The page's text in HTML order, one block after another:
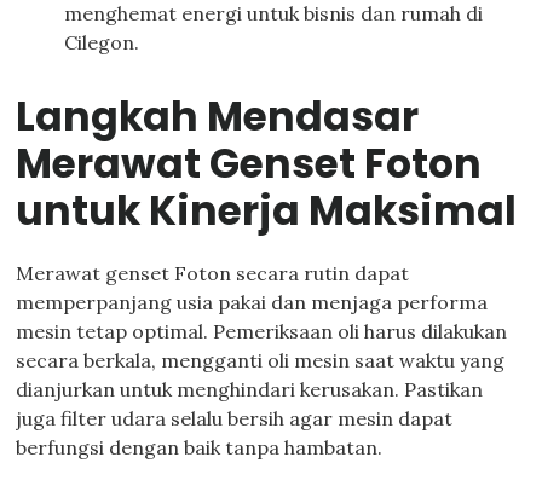
menghemat energi untuk bisnis dan rumah di
Cilegon.
Langkah Mendasar
Merawat Genset Foton
untuk Kinerja Maksimal
Merawat genset Foton secara rutin dapat
memperpanjang usia pakai dan menjaga performa
mesin tetap optimal. Pemeriksaan oli harus dilakukan
secara berkala, mengganti oli mesin saat waktu yang
dianjurkan untuk menghindari kerusakan. Pastikan
juga filter udara selalu bersih agar mesin dapat
berfungsi dengan baik tanpa hambatan.